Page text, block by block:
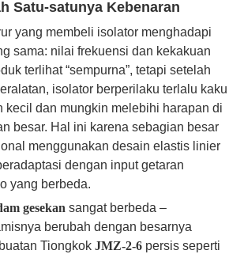
Satu-satunya Kebenaran
yang membeli isolator menghadapi
sama: nilai frekuensi dan kekakuan
terlihat “sempurna”, tetapi setelah
isolator berperilaku terlalu kaku
kecil dan mungkin melebihi harapan di
besar. Hal ini karena sebagian besar
menggunakan desain elastis linier
dengan input getaran
yang berbeda.
gesekan sangat berbeda –
berubah dengan besarnya
Tiongkok JMZ-2-6 persis seperti